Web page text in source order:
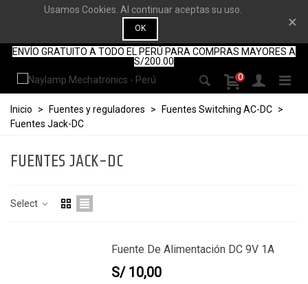
Usamos Cookies. Al continuar aceptas su uso.
OK ×
ENVÍO GRATUITO A TODO EL PERÚ PARA COMPRAS MAYORES A
S/200.00
0
Inicio > Fuentes y reguladores > Fuentes Switching AC-DC >
Fuentes Jack-DC
FUENTES JACK-DC
Select
Fuente De Alimentación DC 9V 1A
S/ 10,00